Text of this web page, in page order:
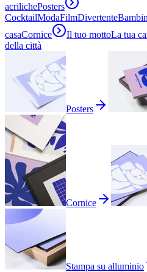
acrilichePosters
CocktailModaFilmDivertente
casaCornice Il tuo mottoLa tua
della città
Posters
Cornice
Stampa su alluminio